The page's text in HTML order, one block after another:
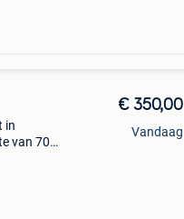
in
van 70
€ 350,00
Vandaag